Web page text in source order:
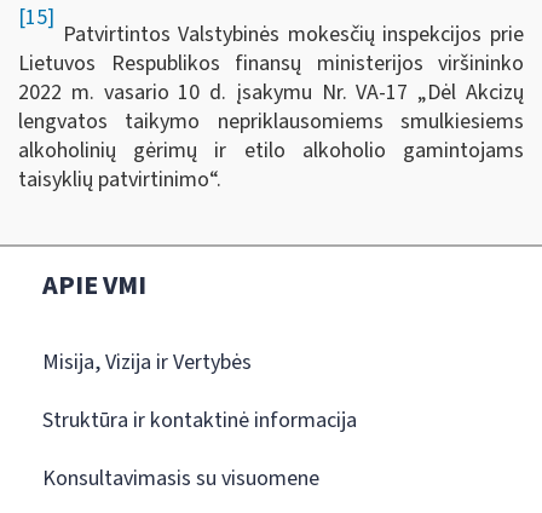
[15]
Patvirtintos Valstybinės mokesčių inspekcijos prie
Lietuvos Respublikos finansų ministerijos viršininko
2022 m. vasario 10 d. įsakymu Nr. VA-17 „Dėl Akcizų
lengvatos taikymo nepriklausomiems smulkiesiems
alkoholinių gėrimų ir etilo alkoholio gamintojams
taisyklių patvirtinimo“.
APIE VMI
Misija, Vizija ir Vertybės
Struktūra ir kontaktinė informacija
Konsultavimasis su visuomene